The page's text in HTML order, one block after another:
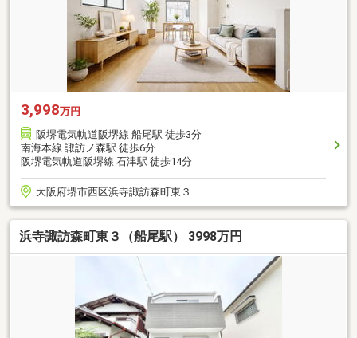
3,998万円
阪堺電気軌道阪堺線 船尾駅 徒歩3分
南海本線 諏訪ノ森駅 徒歩6分
阪堺電気軌道阪堺線 石津駅 徒歩14分
大阪府堺市西区浜寺諏訪森町東３
浜寺諏訪森町東３（船尾駅） 3998万円